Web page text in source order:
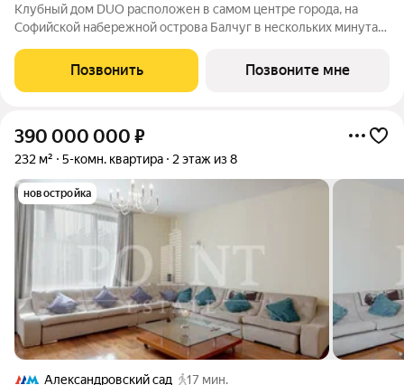
Клубный дом DUO расположен в самом центре города, на
Софийской набережной острова Балчуг в нескольких минутах
прошлого и архитектуры будущего. Историческое наследие
дополняется современными
Позвонить Позвоните мне
390 000 000 ₽
232 м² 5-комн. квартира 2 этаж из 8
новостройка
Александровский сад 17 мин.